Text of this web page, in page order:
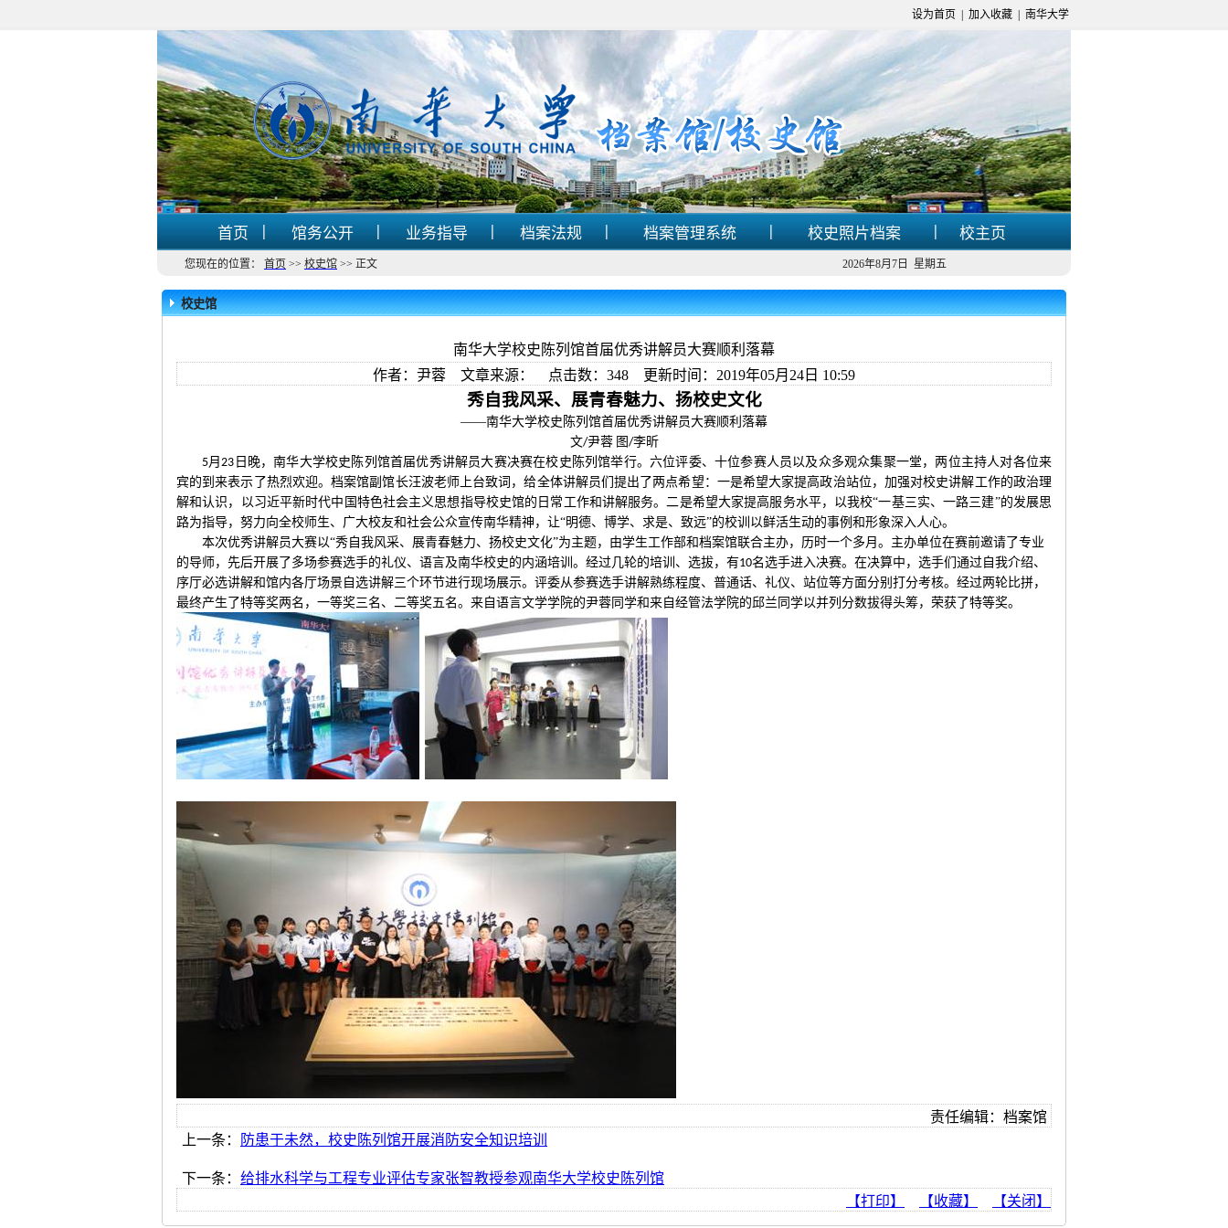
设为首页 加入收藏 南华大学
首页 | 馆务公开 | 业务指导 | 档案法规 | 档案管理系统 | 校史照片档案 | 校主页
您现在的位置： 首页 >> 校史馆 >> 正文 2026年8月7日 星期五
校史馆
南华大学校史陈列馆首届优秀讲解员大赛顺利落幕
作者：尹蓉 文章来源： 点击数： 348 更新时间：2019年05月24日 10:59
秀自我风采、展青春魅力、扬校史文化
——南华大学校史陈列馆首届优秀讲解员大赛顺利落幕
文/尹蓉 图/李昕
5月23 日晚，南华大学校史陈列馆首届优秀讲解员大赛决赛在校史陈列馆举行。六位评委、十位参赛人员以及众多观众集聚一堂，两位主持人对各位来
宾的到来表示了热烈欢迎。档案馆副馆长汪波老师上台致词，给全体讲解员们提出了两点希望：一是希望大家提高政治站位，加强对校史讲解工作的政治理
解和认识，以习近平新时代中国特色社会主义思想指导校史馆的日常工作和讲解服务。二是希望大家提高服务水平，以我校“一基三实、一路三建”的发展思
路为指导，努力向全校师生、广大校友和社会公众宣传南华精神，让“明德、博学、求是、致远”的校训以鲜活生动的事例和形象深入人心。
本次优秀讲解员大赛以“秀自我风采、展青春魅力、扬校史文化”为主题，由学生工作部和档案馆联合主办，历时一个多月。主办单位在赛前邀请了专业
的导师，先后开展了多场参赛选手的礼仪、语言及南华校史的内涵培训。经过几轮的培训、选拔，有10名选手进入决赛。在决算中，选手们通过自我介绍、
序厅必选讲解和馆内各厅场景自选讲解三个环节进行现场展示。评委从参赛选手讲解熟练程度、普通话、礼仪、站位等方面分别打分考核。经过两轮比拼，
最终产生了特等奖两名，一等奖三名、二等奖五名。来自语言文学学院的尹蓉同学和来自经管法学院的邱兰同学以并列分数拔得头筹，荣获了特等奖。
责任编辑：档案馆
上一条：
防患于未然，校史陈列馆开展消防安全知识培训
下一条： 给排水科学与工程专业评估专家张智教授参观南华大学校史陈列馆
【打印】
【收藏】 【关闭】